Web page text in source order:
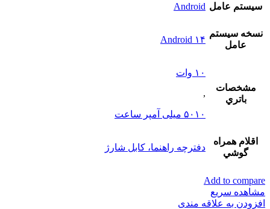
سيستم عامل Android
نسخه سيستم
عامل
Android ۱۴
مشخصات
باتري
۱۰ وات
,
۵۰۱۰ میلی آمپر ساعت
اقلام همراه
گوشي
دفترچه راهنما، کابل شارژ
Add to compare
مشاهده سریع
افزودن به علاقه مندی